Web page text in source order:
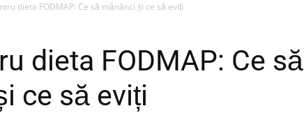
dieta FODMAP: Ce să mănânci și ce să eviți
dieta FODMAP: Ce să
ce să eviți